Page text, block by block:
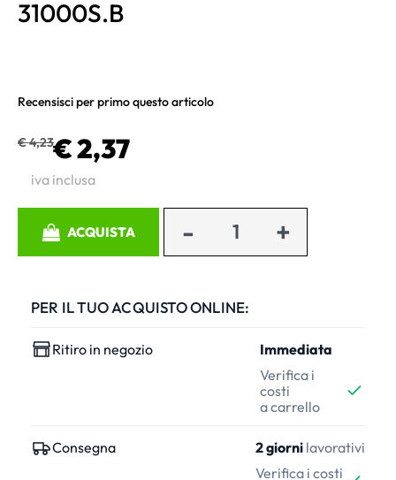
31000S.B
Recensisci per primo questo articolo
€ 4,23€ 2,37
iva inclusa
ACQUISTA
PER IL TUO ACQUISTO ONLINE:
Ritiro in negozio
Immediata
Verifica i
costi
a carrello
Consegna 2 giorni lavorativi
Verifica i costi